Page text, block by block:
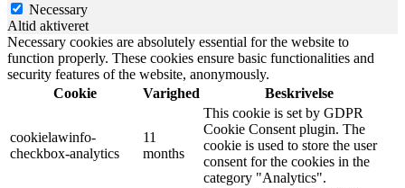
Necessary
Altid aktiveret
Necessary cookies are absolutely essential for the website to
function properly. These cookies ensure basic functionalities and
security features of the website, anonymously.
Cookie
Varighed Beskrivelse
cookielawinfo-
checkbox-analytics
11
months
This cookie is set by GDPR
Cookie Consent plugin. The
cookie is used to store the user
consent for the cookies in the
category "Analytics".